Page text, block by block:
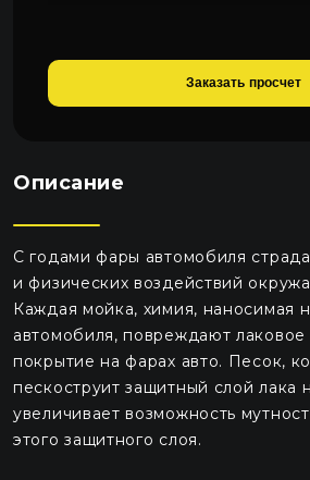
Заказать просчет
Описание
С годами фары автомобиля
и физических воздействий
Каждая мойка, химия, наносимая
автомобиля, повреждают лаковое
покрытие на фарах авто. Песок,
пескоструит защитный слой лака
увеличивает возможность
этого защитного слоя.